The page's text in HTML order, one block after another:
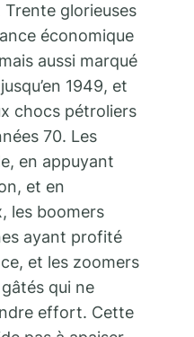
glorieuses
économique
aussi marqué
1949, et
chocs pétroliers
70. Les
en appuyant
et en
les boomers
ayant profité
et les zoomers
qui ne
effort. Cette